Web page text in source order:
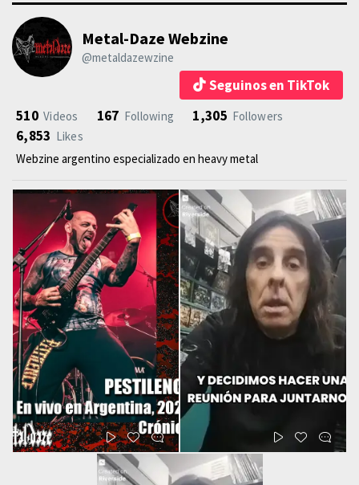
Metal-Daze Webzine
@metaldazewzine
Seguinos en TikTok
510 Videos 167 Following 1,305 Followers
6,853 Likes
Webzine argentino especializado en heavy metal